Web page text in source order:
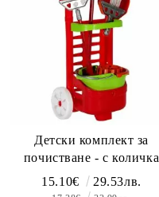
Детски комплект за
почистване - с количка
15.10€ 29.53лв.